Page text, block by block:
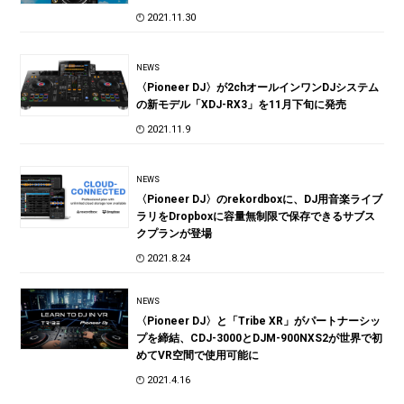
2021.11.30
NEWS
〈Pioneer DJ〉が2chオールインワンDJシステム
の新モデル「XDJ-RX3」を11月下旬に発売
2021.11.9
NEWS
〈Pioneer DJ〉のrekordboxに、DJ用音楽ライブ
ラリをDropboxに容量無制限で保存できるサブス
クプランが登場
2021.8.24
NEWS
〈Pioneer DJ〉と「Tribe XR」がパートナーシッ
プを締結、CDJ-3000とDJM-900NXS2が世界で初
めてVR空間で使用可能に
2021.4.16